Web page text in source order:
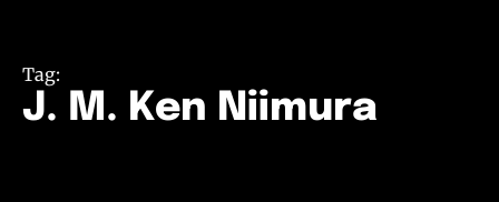
Tag:
J. M. Ken Niimura